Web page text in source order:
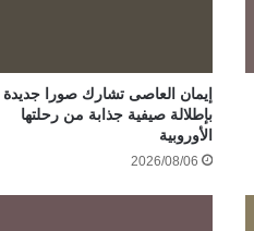
إيمان العاصى تشارك صورا جديدة
بإطلالة صيفية جذابة من رحلتها
الأوروبية
2026/08/06